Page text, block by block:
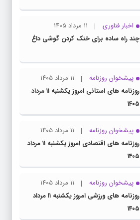
اخبار فناوری
۱۱ مرداد ۱۴۰۵
چند راه‌ ساده برای خنک کردن گوشی داغ
پیشخوان روزنامه
۱۱ مرداد ۱۴۰۵
روزنامه های استانی امروز یکشنبه ۱۱ مرداد
۱۴۰۵
پیشخوان روزنامه
۱۱ مرداد ۱۴۰۵
روزنامه های اقتصادی امروز یکشنبه ۱۱ مرداد
۱۴۰۵
پیشخوان روزنامه
۱۱ مرداد ۱۴۰۵
روزنامه های ورزشی امروز یکشنبه ۱۱ مرداد
۱۴۰۵